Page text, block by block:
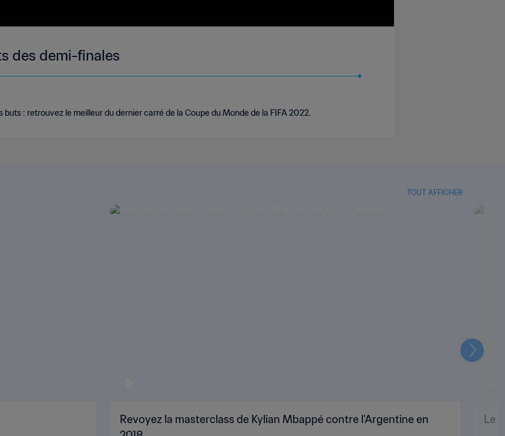
des demi-finales
: retrouvez le meilleur du dernier carré de la Coupe du Monde de la FIFA 2022.
TOUT AFFICHER
Revoyez la masterclass de Kylian Mbappé contre l'Argentine en
Le
Suivant